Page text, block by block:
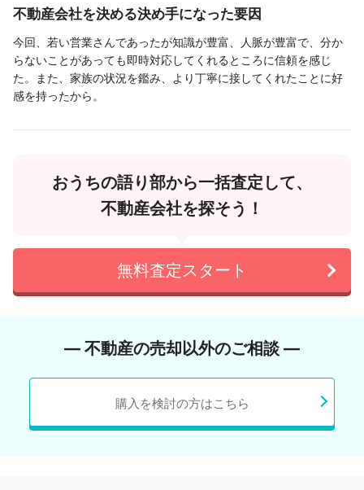
不動産会社を決める決め手になった要因
今回、若い営業さんであったが知識が豊富、人脈が豊富で、分か
らないことがあっても即時対応してくれるところに信頼を感じ
た。また、家族の状況を鑑み、より丁寧に接してくれたことに好
感を持ったから。
おうちの語り部から一括査定して、
不動産会社を探そう！
無料査定スタート
― 不動産の売却以外のご相談 ―
購入を検討の方はこちら